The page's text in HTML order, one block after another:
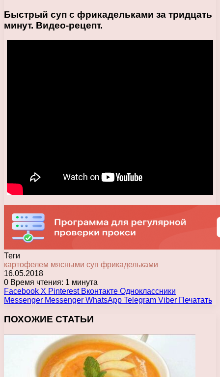
Быстрый суп с фрикадельками за тридцать
минут. Видео-рецепт.
Теги
картофелем мясными суп фрикадельками
16.05.2018
0 Время чтения: 1 минута
Facebook X Pinterest Вконтакте Одноклассники
Messenger Messenger WhatsApp Telegram Viber Печатать
ПОХОЖИЕ СТАТЬИ